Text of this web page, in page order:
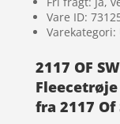
Vare ID:
2117 OF
Fleecetrøje
fra 2117 Of